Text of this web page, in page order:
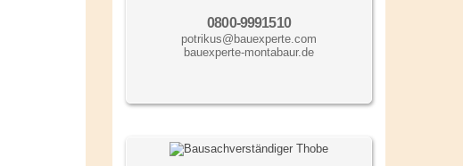
0800-9991510
potrikus@bauexperte.com
bauexperte-montabaur.de